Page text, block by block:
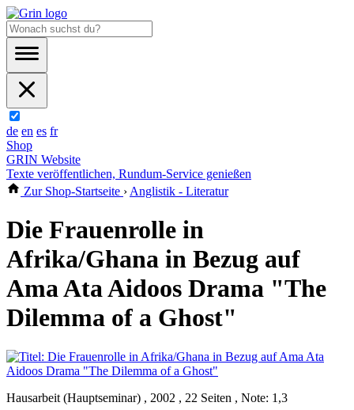
de en es fr
Shop
GRIN Website
Texte veröffentlichen, Rundum-Service genießen
Zur Shop-Startseite › Anglistik - Literatur
Die Frauenrolle in
Afrika/Ghana in Bezug auf
Ama Ata Aidoos Drama "The
Dilemma of a Ghost"
Hausarbeit (Hauptseminar) , 2002 , 22 Seiten , Note: 1,3